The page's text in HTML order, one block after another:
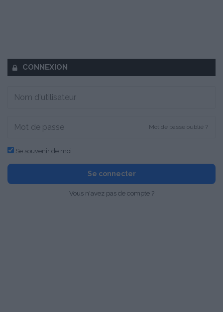
CONNEXION
Mot de passe oublié ?
Se souvenir de moi
Se connecter
Vous n'avez pas de compte ?